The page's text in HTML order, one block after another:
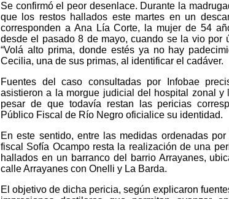
Se confirmó el peor desenlace. Durante la
que los restos hallados este martes en un
corresponden a Ana Lía Corte, la mujer de 54
desde el pasado 8 de mayo, cuando se la vio por
“Volá alto prima, donde estés ya no hay
Cecilia, una de sus primas, al identificar el cadáver.
Fuentes del caso consultadas por Infobae
asistieron a la morgue judicial del hospital zonal y
pesar de que todavía restan las pericias
Público Fiscal de Río Negro oficialice su identidad.
En este sentido, entre las medidas ordenadas
fiscal Sofía Ocampo resta la realización de una
hallados en un barranco del barrio Arrayanes,
calle Arrayanes con Onelli y La Barda.
El objetivo de dicha pericia, según explicaron